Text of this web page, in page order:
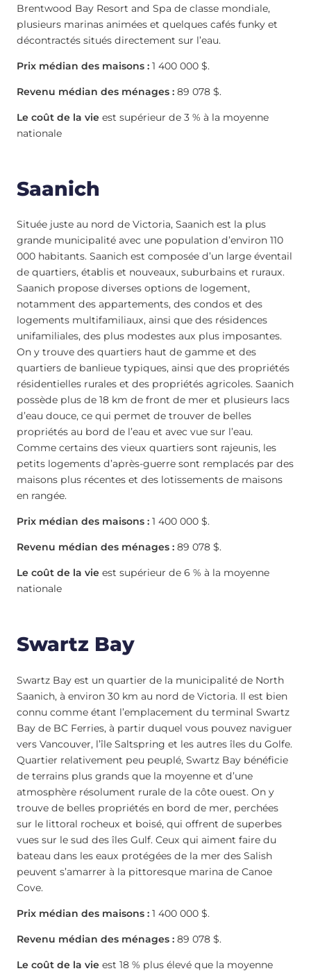
Brentwood Bay Resort and Spa de classe mondiale,
plusieurs marinas animées et quelques cafés funky et
décontractés situés directement sur l’eau.
Prix médian des maisons : 1 400 000 $.
Revenu médian des ménages : 89 078 $.
Le coût de la vie est supérieur de 3 % à la moyenne
nationale
Saanich
Située juste au nord de Victoria, Saanich est la plus
grande municipalité avec une population d’environ 110
000 habitants. Saanich est composée d’un large éventail
de quartiers, établis et nouveaux, suburbains et ruraux.
Saanich propose diverses options de logement,
notamment des appartements, des condos et des
logements multifamiliaux, ainsi que des résidences
unifamiliales, des plus modestes aux plus imposantes.
On y trouve des quartiers haut de gamme et des
quartiers de banlieue typiques, ainsi que des propriétés
résidentielles rurales et des propriétés agricoles. Saanich
possède plus de 18 km de front de mer et plusieurs lacs
d’eau douce, ce qui permet de trouver de belles
propriétés au bord de l’eau et avec vue sur l’eau.
Comme certains des vieux quartiers sont rajeunis, les
petits logements d’après-guerre sont remplacés par des
maisons plus récentes et des lotissements de maisons
en rangée.
Prix médian des maisons : 1 400 000 $.
Revenu médian des ménages : 89 078 $.
Le coût de la vie est supérieur de 6 % à la moyenne
nationale
Swartz Bay
Swartz Bay est un quartier de la municipalité de North
Saanich, à environ 30 km au nord de Victoria. Il est bien
connu comme étant l’emplacement du terminal Swartz
Bay de BC Ferries, à partir duquel vous pouvez naviguer
vers Vancouver, l’île Saltspring et les autres îles du Golfe.
Quartier relativement peu peuplé, Swartz Bay bénéficie
de terrains plus grands que la moyenne et d’une
atmosphère résolument rurale de la côte ouest. On y
trouve de belles propriétés en bord de mer, perchées
sur le littoral rocheux et boisé, qui offrent de superbes
vues sur le sud des îles Gulf. Ceux qui aiment faire du
bateau dans les eaux protégées de la mer des Salish
peuvent s’amarrer à la pittoresque marina de Canoe
Cove.
Prix médian des maisons : 1 400 000 $.
Revenu médian des ménages : 89 078 $.
Le coût de la vie est 18 % plus élevé que la moyenne